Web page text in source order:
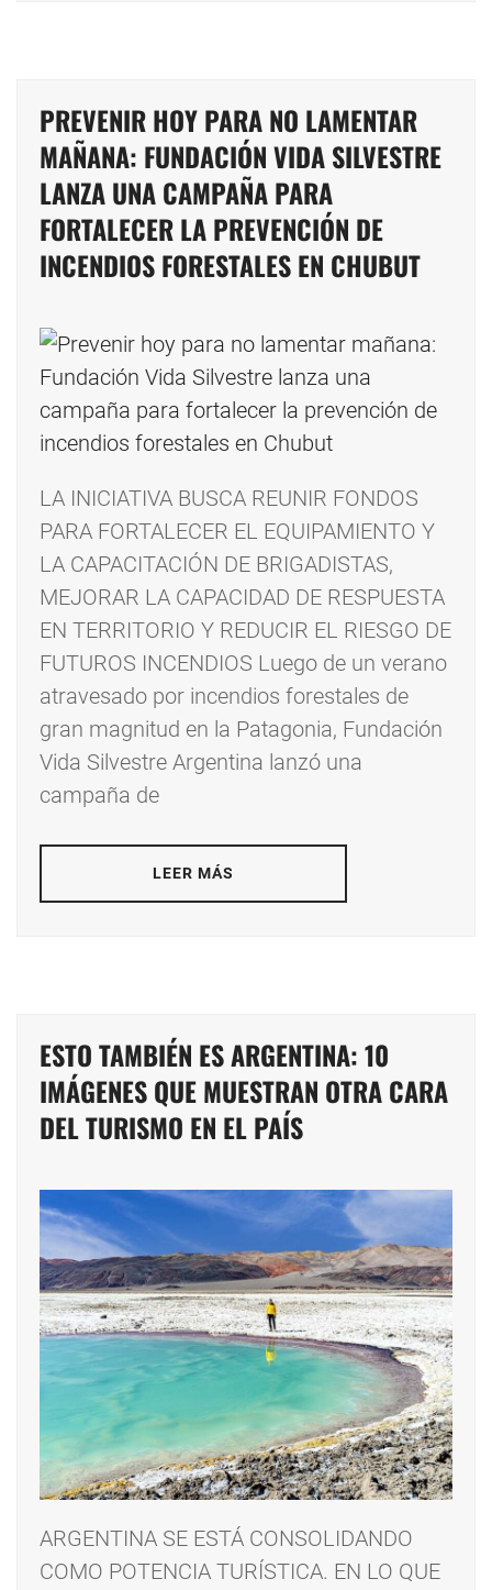
PREVENIR HOY PARA NO LAMENTAR
MAÑANA: FUNDACIÓN VIDA SILVESTRE
LANZA UNA CAMPAÑA PARA
FORTALECER LA PREVENCIÓN DE
INCENDIOS FORESTALES EN CHUBUT
LA INICIATIVA BUSCA REUNIR FONDOS
PARA FORTALECER EL EQUIPAMIENTO Y
LA CAPACITACIÓN DE BRIGADISTAS,
MEJORAR LA CAPACIDAD DE RESPUESTA
EN TERRITORIO Y REDUCIR EL RIESGO DE
FUTUROS INCENDIOS Luego de un verano
atravesado por incendios forestales de
gran magnitud en la Patagonia, Fundación
Vida Silvestre Argentina lanzó una
campaña de
LEER MÁS
ESTO TAMBIÉN ES ARGENTINA: 10
IMÁGENES QUE MUESTRAN OTRA CARA
DEL TURISMO EN EL PAÍS
ARGENTINA SE ESTÁ CONSOLIDANDO
COMO POTENCIA TURÍSTICA. EN LO QUE